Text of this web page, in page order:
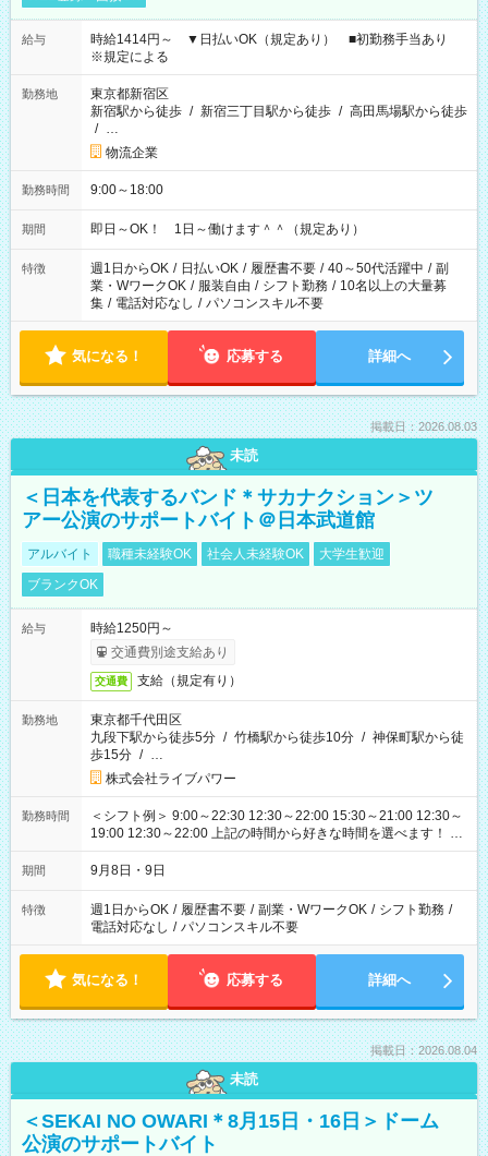
給与
時給1414円～ ▼日払いOK（規定あり） ■初勤務手当あり
※規定による
勤務地
東京都新宿区
新宿駅から徒歩 / 新宿三丁目駅から徒歩 / 高田馬場駅から徒歩
/ …
物流企業
勤務時間 9:00～18:00
期間 即日～OK！ 1日～働けます＾＾（規定あり）
特徴 週1日からOK / 日払いOK / 履歴書不要 / 40～50代活躍中 / 副
業・WワークOK / 服装自由 / シフト勤務 / 10名以上の大量募
集 / 電話対応なし / パソコンスキル不要
気になる！ 応募する 詳細へ
掲載日：2026.08.03
未読
＜日本を代表するバンド＊サカナクション＞ツ
アー公演のサポートバイト＠日本武道館
アルバイト 職種未経験OK 社会人未経験OK
大学生歓迎
ブランクOK
給与
時給1250円～
交通費別途支給あり
交通費 支給（規定有り）
勤務地
東京都千代田区
九段下駅から徒歩5分 / 竹橋駅から徒歩10分 / 神保町駅から徒
歩15分 / …
株式会社ライブパワー
勤務時間
＜シフト例＞ 9:00～22:30 12:30～22:00 15:30～21:00 12:30～
19:00 12:30～22:00 上記の時間から好きな時間を選べます！ ※
時間は変更となる可能性があります
期間 9月8日・9日
特徴 週1日からOK / 履歴書不要 / 副業・WワークOK / シフト勤務 /
電話対応なし / パソコンスキル不要
気になる！ 応募する 詳細へ
掲載日：2026.08.04
未読
＜SEKAI NO OWARI＊8月15日・16日＞ドーム
公演のサポートバイト